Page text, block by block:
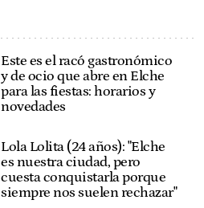
Este es el racó gastronómico
y de ocio que abre en Elche
para las fiestas: horarios y
novedades
Lola Lolita (24 años): "Elche
es nuestra ciudad, pero
cuesta conquistarla porque
siempre nos suelen rechazar"